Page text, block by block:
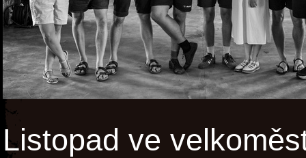
Listopad ve